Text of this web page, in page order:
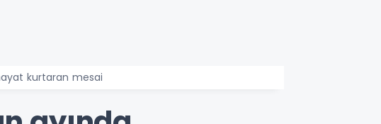
kurtaran mesai